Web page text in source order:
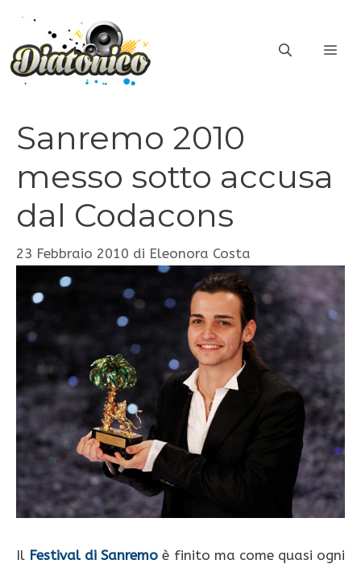
contenuto
Sanremo 2010
messo sotto accusa
dal Codacons
23 Febbraio 2010 di Eleonora Costa
Il Festival di Sanremo è finito ma come quasi ogni